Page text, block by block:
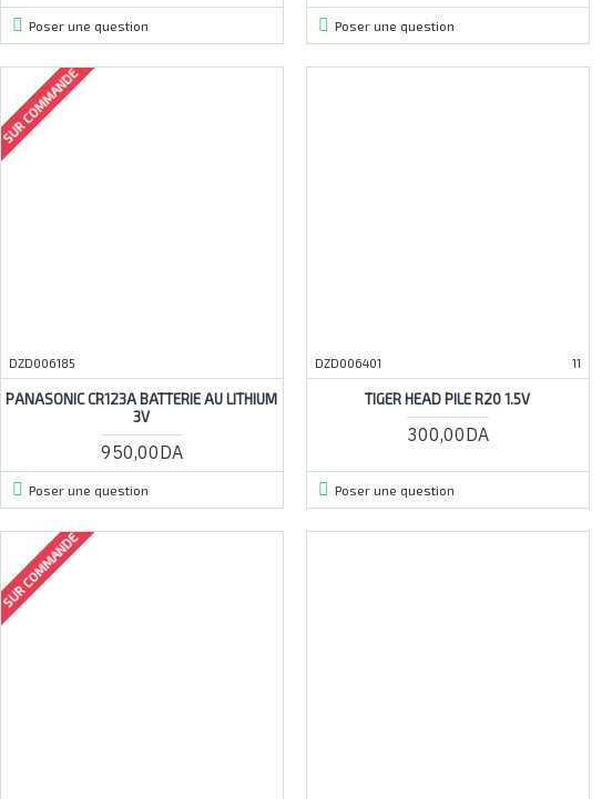
Poser une question Poser une question
SUR COMMANDE
DZD006185
PANASONIC CR123A BATTERIE AU LITHIUM
3V
950,00DA
Poser une question
DZD006401 11
TIGER HEAD PILE R20 1.5V
300,00DA
Poser une question
SUR COMMANDE